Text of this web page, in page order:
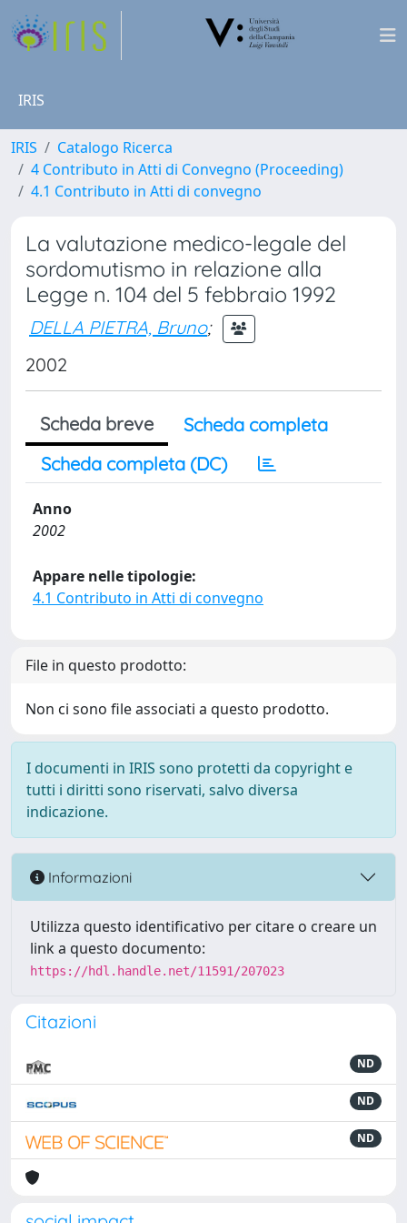
IRIS
IRIS
Catalogo Ricerca
4 Contributo in Atti di Convegno (Proceeding)
4.1 Contributo in Atti di convegno
La valutazione medico-legale del
sordomutismo in relazione alla
Legge n. 104 del 5 febbraio 1992
DELLA PIETRA, Bruno;
2002
Scheda breve
Scheda completa
Scheda completa (DC)
Anno
2002
Appare nelle tipologie:
4.1 Contributo in Atti di convegno
File in questo prodotto:
Non ci sono file associati a questo prodotto.
I documenti in IRIS sono protetti da copyright e
tutti i diritti sono riservati, salvo diversa
indicazione.
Informazioni
Utilizza questo identificativo per citare o creare un
link a questo documento:
https://hdl.handle.net/11591/207023
Citazioni
ND
ND
ND